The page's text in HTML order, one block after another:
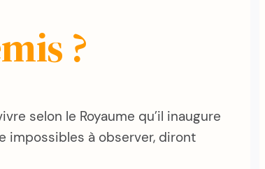
?
selon le Royaume qu’il inaugure
impossibles à observer, diront